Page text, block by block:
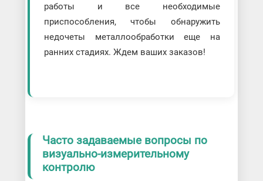
работы и все необходимые
приспособления, чтобы обнаружить
недочеты металлообработки еще на
ранних стадиях. Ждем ваших заказов!
Часто задаваемые вопросы по
визуально-измерительному
контролю